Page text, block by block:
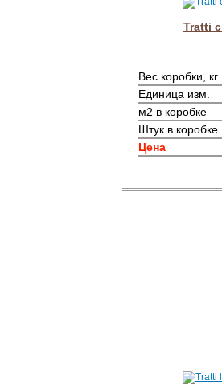
Tratti
Вес коробки, кг
Единица изм.
м2 в коробке
Штук в коробке
Цена